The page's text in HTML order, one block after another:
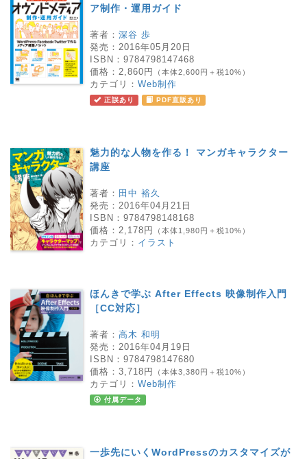
ア制作・運用ガイド
著者： 深谷 歩
発売： 2016年05月20日
ISBN： 9784798147468
価格： 2,860円 （本体2,600円＋税10%）
カテゴリ： Web制作
正誤あり PDF直販あり
魅力的な人物を作る！ マンガキャラクター
講座
著者： 田中 裕久
発売： 2016年04月21日
ISBN： 9784798148168
価格： 2,178円 （本体1,980円＋税10%）
カテゴリ： イラスト
ほんきで学ぶ After Effects 映像制作入門
［CC対応］
著者： 高木 和明
発売： 2016年04月19日
ISBN： 9784798147680
価格： 3,718円 （本体3,380円＋税10%）
カテゴリ： Web制作
付属データ
一歩先にいくWordPressのカスタマイズが